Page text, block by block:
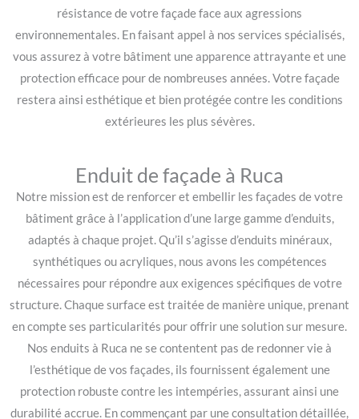
résistance de votre façade face aux agressions
environnementales. En faisant appel à nos services spécialisés,
vous assurez à votre bâtiment une apparence attrayante et une
protection efficace pour de nombreuses années. Votre façade
restera ainsi esthétique et bien protégée contre les conditions
extérieures les plus sévères.
Enduit de façade à Ruca
Notre mission est de renforcer et embellir les façades de votre
bâtiment grâce à l’application d’une large gamme d’enduits,
adaptés à chaque projet. Qu’il s’agisse d’enduits minéraux,
synthétiques ou acryliques, nous avons les compétences
nécessaires pour répondre aux exigences spécifiques de votre
structure. Chaque surface est traitée de manière unique, prenant
en compte ses particularités pour offrir une solution sur mesure.
Nos enduits à Ruca ne se contentent pas de redonner vie à
l’esthétique de vos façades, ils fournissent également une
protection robuste contre les intempéries, assurant ainsi une
durabilité accrue. En commençant par une consultation détaillée,